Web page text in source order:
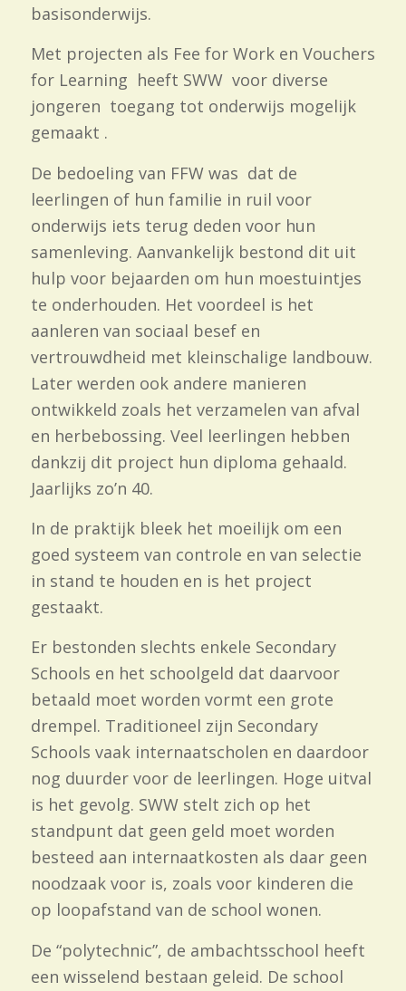
basisonderwijs.
Met projecten als Fee for Work en Vouchers
for Learning heeft SWW voor diverse
jongeren toegang tot onderwijs mogelijk
gemaakt .
De bedoeling van FFW was dat de
leerlingen of hun familie in ruil voor
onderwijs iets terug deden voor hun
samenleving. Aanvankelijk bestond dit uit
hulp voor bejaarden om hun moestuintjes
te onderhouden. Het voordeel is het
aanleren van sociaal besef en
vertrouwdheid met kleinschalige landbouw.
Later werden ook andere manieren
ontwikkeld zoals het verzamelen van afval
en herbebossing. Veel leerlingen hebben
dankzij dit project hun diploma gehaald.
Jaarlijks zo’n 40.
In de praktijk bleek het moeilijk om een
goed systeem van controle en van selectie
in stand te houden en is het project
gestaakt.
Er bestonden slechts enkele Secondary
Schools en het schoolgeld dat daarvoor
betaald moet worden vormt een grote
drempel. Traditioneel zijn Secondary
Schools vaak internaatscholen en daardoor
nog duurder voor de leerlingen. Hoge uitval
is het gevolg. SWW stelt zich op het
standpunt dat geen geld moet worden
besteed aan internaatkosten als daar geen
noodzaak voor is, zoals voor kinderen die
op loopafstand van de school wonen.
De “polytechnic”, de ambachtsschool heeft
een wisselend bestaan geleid. De school